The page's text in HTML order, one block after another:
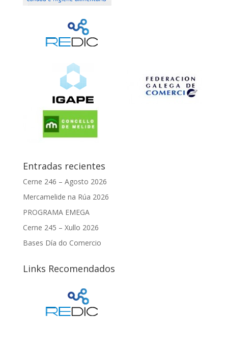
Entradas recientes
Cerne 246 – Agosto 2026
Mercamelide na Rúa 2026
PROGRAMA EMEGA
Cerne 245 – Xullo 2026
Bases Día do Comercio
Links Recomendados